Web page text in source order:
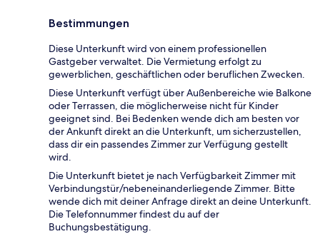
Bestimmungen
Diese Unterkunft wird von einem professionellen
Gastgeber verwaltet. Die Vermietung erfolgt zu
gewerblichen, geschäftlichen oder beruflichen Zwecken.
Diese Unterkunft verfügt über Außenbereiche wie Balkone
oder Terrassen, die möglicherweise nicht für Kinder
geeignet sind. Bei Bedenken wende dich am besten vor
der Ankunft direkt an die Unterkunft, um sicherzustellen,
dass dir ein passendes Zimmer zur Verfügung gestellt
wird.
Die Unterkunft bietet je nach Verfügbarkeit Zimmer mit
Verbindungstür/nebeneinanderliegende Zimmer. Bitte
wende dich mit deiner Anfrage direkt an deine Unterkunft.
Die Telefonnummer findest du auf der
Buchungsbestätigung.